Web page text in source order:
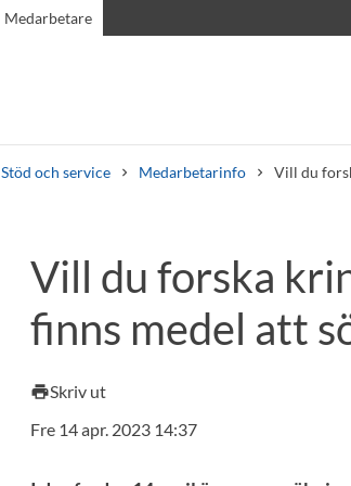
Medarbetare
Stöd och service Medarbetarinfo Vill du
Kursplaner Välkomstbrev Personal Lediga
Vill du forska
finns medel att
printSkriv ut
Fre 14 apr. 2023 14:37